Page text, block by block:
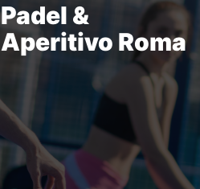
Padel &
Aperitivo Roma